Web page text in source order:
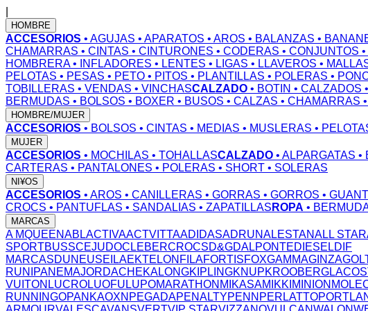
HOMBRE
ACCESORIOS • AGUJAS • APARATOS • AROS • BALANZAS •
CHAMARRAS • CINTAS • CINTURONES • CODERAS • CONJUNTOS
HOMBRERA• INFLADORES • LENTES • LIGAS • LLAVEROS •
PELOTAS • PESAS • PETO • PITOS • PLANTILLAS • POLERAS •
TOBILLERAS • VENDAS • VINCHASCALZADO • BOTIN • CALZADOS
BERMUDAS • BOLSOS • BOXER • BUSOS • CALZAS • CHAMARRAS
HOMBRE/MUJER
ACCESORIOS • BOLSOS • CINTAS • MEDIAS • MUSLERAS •
MUJER
ACCESORIOS • MOCHILAS • TOHALLASCALZADO • ALPARGATAS •
CARTERAS • PANTALONES • POLERAS • SHORT • SOLERAS
NI¥OS
ACCESORIOS • AROS • CANILLERAS • GORRAS • GORROS •
CROCS • PANTUFLAS • SANDALIAS • ZAPATILLAS ROPA •
MARCAS
A MQUEENABLACTIVAACTVITTAADIDASADRUNALESTANALL STAR
SPORTBUSSCEJUDOCLEBERCROCSD&GDALPONTEDIESELDIF
MARCASDUNEUSEILAEKTELON FILAFORTISFOXGAMMAGINZA
RUN IPANEMAJORDACHEKALONGKIPLINGKNUPKROOBERG
VUITON LUCROLUOFU LUPOMARATHON MIKASAMIKKI MINION
RUNNINGOPANKAOXN PEGADAPENALTYPENN PERLATTO